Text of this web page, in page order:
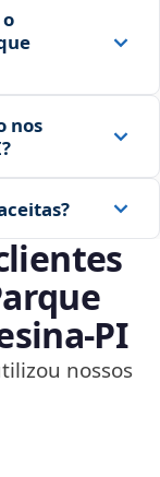
nos
nossos